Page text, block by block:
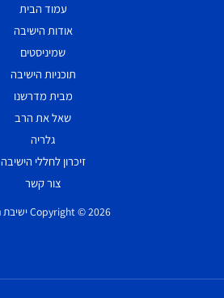
עמוד הבית
אודות הישיבה
שמיניסטים
תוכניות הישיבה
מבית מדרשנו
שאל את הרב
גלריה
זיכרון לחללי הישיבה
צור קשר
Copyright © 2026 ישיבת הכותל